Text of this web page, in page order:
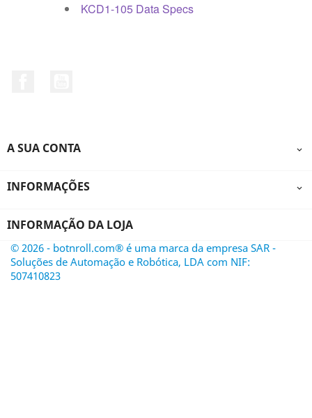
KCD1-105 Data Specs
A SUA CONTA 
INFORMAÇÕES 
INFORMAÇÃO DA LOJA
© 2026 - botnroll.com® é uma marca da empresa SAR -
Soluções de Automação e Robótica, LDA com NIF:
507410823